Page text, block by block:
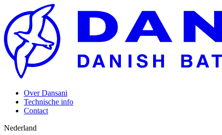
Over Dansani
Technische info
Contact
Nederland